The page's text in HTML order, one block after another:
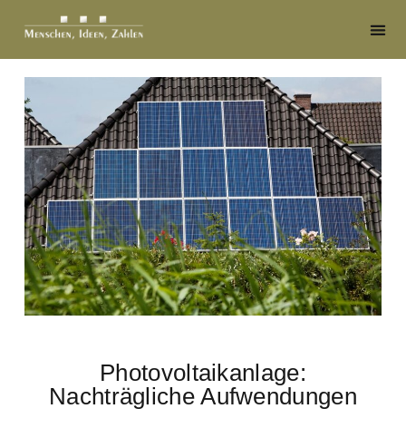
Photovoltaikanlage:
Nachträgliche Aufwendungen